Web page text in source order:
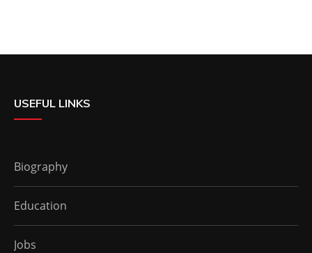
USEFUL LINKS
Biography
Education
Jobs